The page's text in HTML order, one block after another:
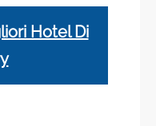
Hotel Di